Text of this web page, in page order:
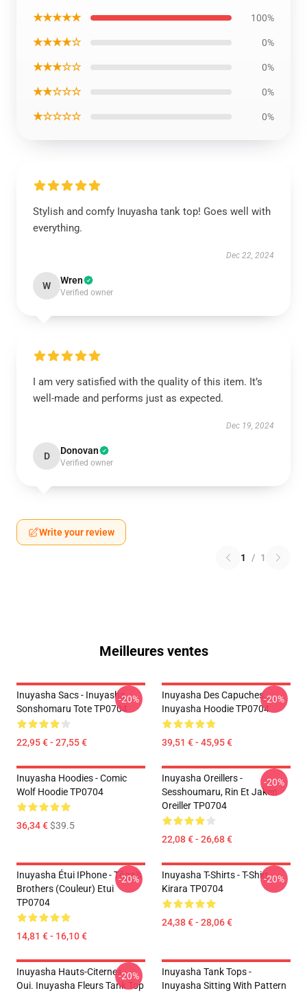
★★★★★ 100%
★★★★☆ 0%
★★★☆☆ 0%
★★☆☆☆ 0%
★☆☆☆☆ 0%
Stylish and comfy Inuyasha tank top! Goes well with
everything.
Dec 22, 2024
W Wren
Verified owner
I am very satisfied with the quality of this item. It’s
well-made and performs just as expected.
Dec 19, 2024
D Donovan
Verified owner
Write your review
1 / 1
Meilleures ventes
Inuyasha Sacs - Inuyasha
Sonshomaru Tote TP0704
22,95 € - 27,55 €
-20%
Inuyasha Des Capuches...
Inuyasha Hoodie TP0704
39,51 € - 45,95 €
-20%
Inuyasha Hoodies - Comic
Wolf Hoodie TP0704
36,34 €$39.5
Inuyasha Oreillers -
Sesshoumaru, Rin Et Jaken
Oreiller TP0704
22,08 € - 26,68 €
-20%
Inuyasha Étui IPhone - Tōga's
Brothers (couleur) Etui
TP0704
14,81 € - 16,10 €
-20%
Inuyasha T-Shirts - T-Shirt
Kirara TP0704
24,38 € - 28,06 €
-20%
Inuyasha Hauts-Citernes -
Oui. Inuyasha Fleurs Tank Top
-20%
Inuyasha Tank Tops -
Inuyasha Sitting With Pattern